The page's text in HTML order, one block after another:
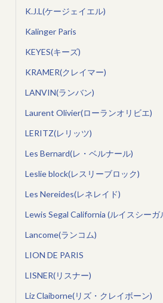
K.J.L(ケージェイエル)
Kalinger Paris
KEYES(キーズ)
KRAMER(クレイマー)
LANVIN(ランバン)
Laurent Olivier(ローランオリビエ)
LERITZ(レリッツ)
Les Bernard(レ・ベルナール)
Leslie block(レスリーブロック)
Les Nereides(レネレイド)
Lewis Segal California (ルイスシー
Lancome(ランコム)
LION DE PARIS
LISNER(リスナー)
Liz Claiborne(リズ・クレイボーン)